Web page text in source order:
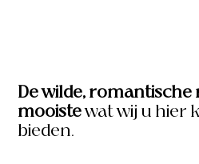
De wilde,
mooistewat wij u hier
bieden.